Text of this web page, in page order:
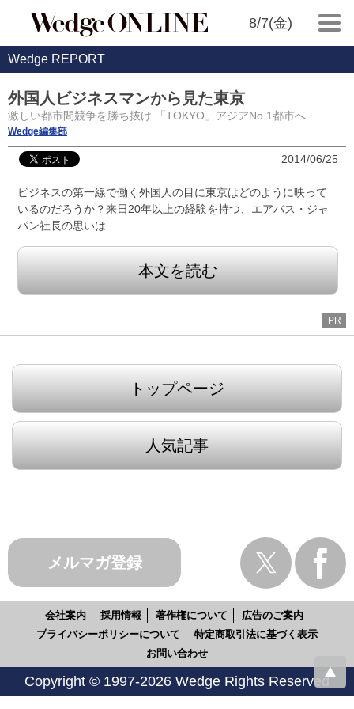
8/7(金)
Wedge REPORT
外国人ビジネスマンから見た東京
激しい都市間競争を勝ち抜け 「TOKYO」アジアNo.1都市へ
Wedge編集部
2014/06/25
ビジネスの第一線で働く外国人の目に東京はどのように映って
いるのだろうか？来日20年以上の経験を持つ、エアバス・ジャ
パン社長の思いは…
本文を読む
PR
トップページ
人気記事
メルマガ登録
会社案内 採用情報 著作権について
広告のご案内
プライバシーポリシーについて
特定商取引法に基づく表示
お問い合わせ
Copyright © 1997-2026 Wedge Rights Reserved